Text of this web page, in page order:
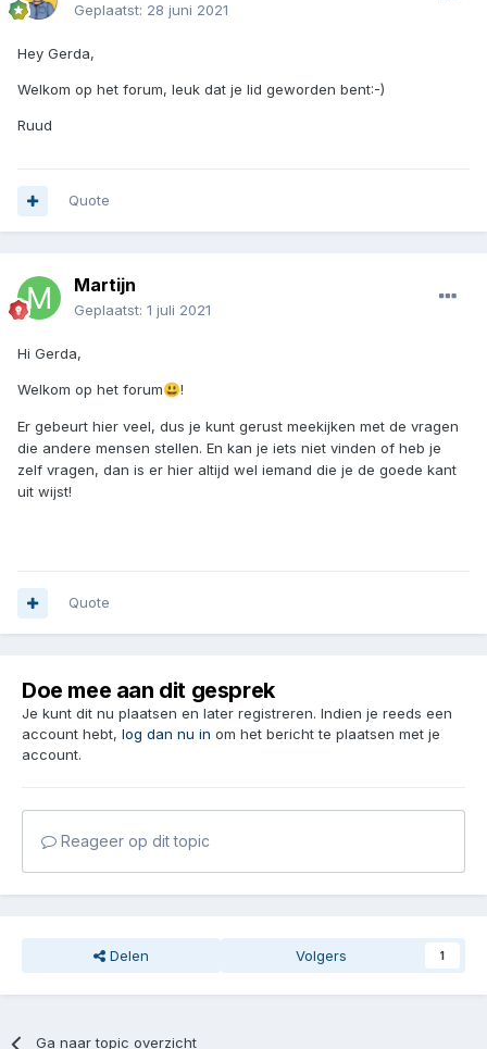
Geplaatst: 28 juni 2021
Hey Gerda,
Welkom op het forum, leuk dat je lid geworden bent:-)
Ruud
Quote
Martijn
Geplaatst: 1 juli 2021
Hi Gerda,
Welkom op het forum😃!
Er gebeurt hier veel, dus je kunt gerust meekijken met de vragen
die andere mensen stellen. En kan je iets niet vinden of heb je
zelf vragen, dan is er hier altijd wel iemand die je de goede kant
uit wijst!
Quote
Doe mee aan dit gesprek
Je kunt dit nu plaatsen en later registreren. Indien je reeds een
account hebt, log dan nu in om het bericht te plaatsen met je
account.
Reageer op dit topic
Delen Volgers 1
Ga naar topic overzicht